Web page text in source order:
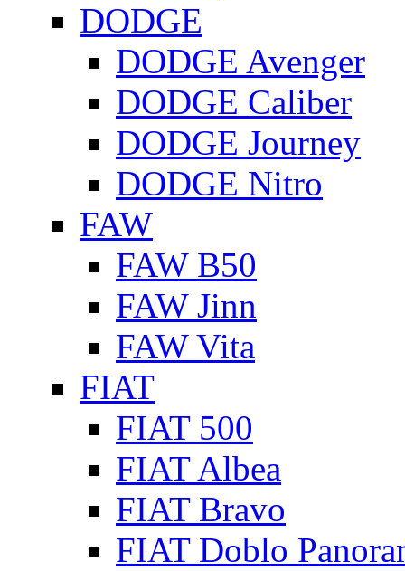
DODGE
DODGE Avenger
DODGE Caliber
DODGE Journey
DODGE Nitro
FAW
FAW B50
FAW Jinn
FAW Vita
FIAT
FIAT 500
FIAT Albea
FIAT Bravo
FIAT Doblo